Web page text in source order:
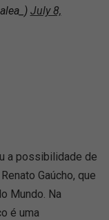
July 8,
a possibilidade de
Gaúcho, que
Mundo. Na
é uma